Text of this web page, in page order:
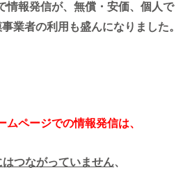
情報発信が、無償・安価、個人で
業者の利用も盛んになりました。
ムページでの情報発信は、
はつながっていません、